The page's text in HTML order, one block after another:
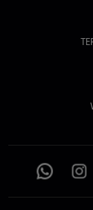
Pachet City
Siguranță: